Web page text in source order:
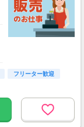
フリーター歓迎